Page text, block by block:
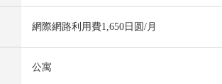
網際網路利用費1,650日圆/月
公寓